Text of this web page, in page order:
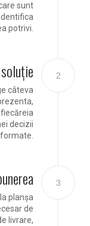
sunt
potrivi.
2
câteva
decizii
3
planșa
de
livrare,